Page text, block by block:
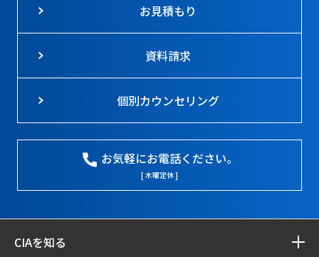
お見積もり
資料請求
個別カウンセリング
お気軽にお電話ください。
[ 木曜定休 ]
CIAを知る